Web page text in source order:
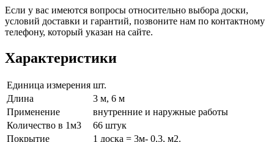
Если у вас имеются вопросы относительно выбора доски,
условий доставки и гарантий, позвоните нам по контактному
телефону, который указан на сайте.
Характеристики
Единица измерения шт.
Длина
3 м, 6 м
Применение
внутренние и наружные работы
Количество в 1м3
66 штук
Покрытие
1 доска = 3м- 0,3, м2.